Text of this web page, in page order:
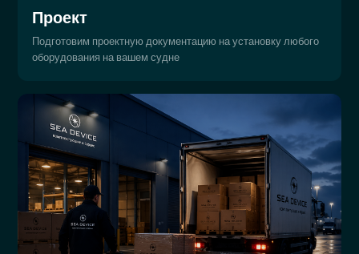
Проект
Подготовим проектную документацию на установку любого
оборудования на вашем судне